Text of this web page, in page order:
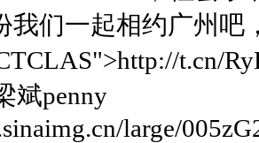
我们一起相约广州吧
t.cn/
斌penny
large/